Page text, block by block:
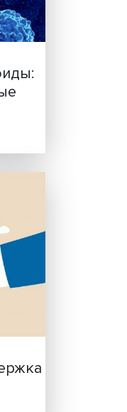
и
в области